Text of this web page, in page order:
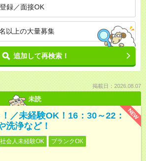
録／面接OK
以上の大量募集
追加して再検索！
掲載日：2026.08.07
未読
NEW
／未経験OK！16：30～22：
洗浄など！
社会人未経験OK
ブランクOK